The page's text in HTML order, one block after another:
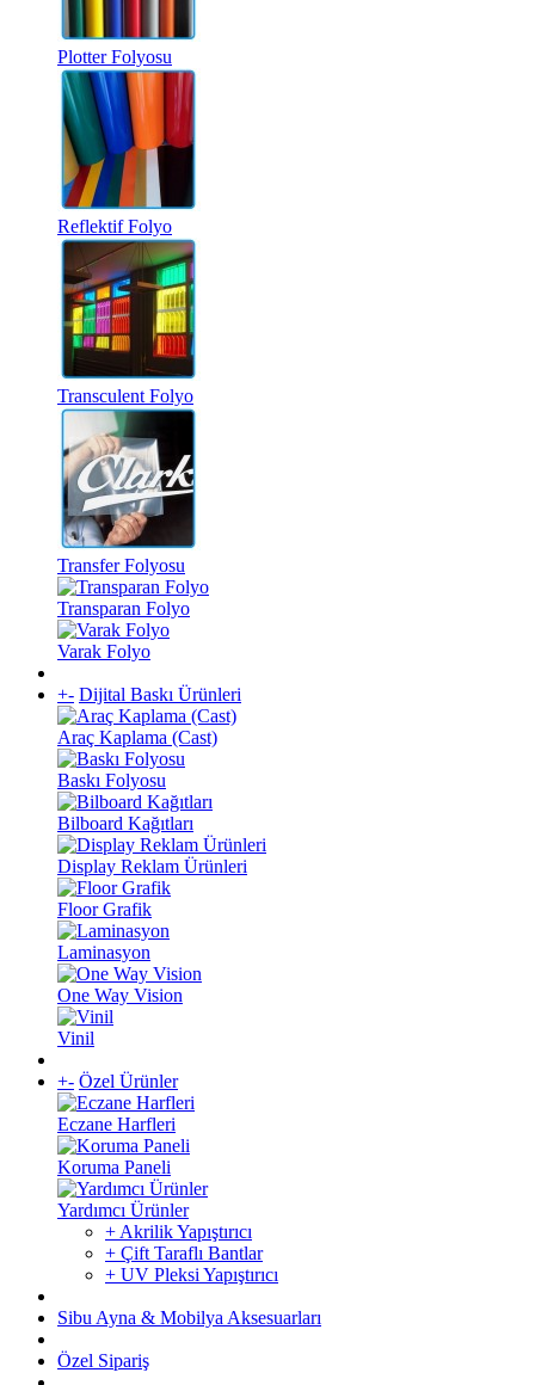
Plotter Folyosu
Reflektif Folyo
Transculent Folyo
Transfer Folyosu
Transparan Folyo
Varak Folyo
+- Dijital Baskı Ürünleri
Araç Kaplama (Cast)
Baskı Folyosu
Bilboard Kağıtları
Display Reklam Ürünleri
Floor Grafik
Laminasyon
One Way Vision
Vinil
+- Özel Ürünler
Eczane Harfleri
Koruma Paneli
Yardımcı Ürünler
+ Akrilik Yapıştırıcı
+ Çift Taraflı Bantlar
+ UV Pleksi Yapıştırıcı
Sibu Ayna & Mobilya Aksesuarları
Özel Sipariş